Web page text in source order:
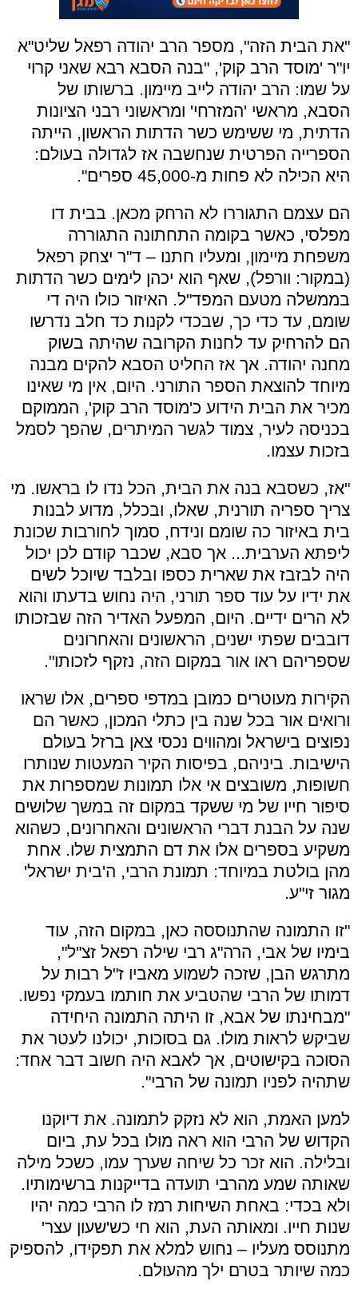
"את הבית הזה", מספר הרב יהודה רפאל שליט"א
יו"ר 'מוסד הרב קוק', "בנה הסבא רבא שאני קרוי
על שמו: הרב יהודה לייב מיימון. ברשותו של
הסבא, מראשי 'המזרחי' ומראשוני רבני הציונות
הדתית, מי ששימש כשר הדתות הראשון, הייתה
הספרייה הפרטית שנחשבה אז לגדולה בעולם:
היא הכילה לא פחות מ-45,000 ספרים".
הם עצמם התגוררו לא הרחק מכאן. בבית דו
מפלסי, כאשר בקומה התחתונה התגוררה
משפחת מיימון, ומעליו חתנו – ד"ר יצחק רפאל
(במקור: וורפל), שאף הוא יכהן לימים כשר הדתות
בממשלה מטעם המפד"ל. האיזור כולו היה די
שומם, עד כדי כך, שבכדי לקנות כד חלב נדרשו
הם להרחיק עד לחנות הקרובה שהיתה בשוק
מחנה יהודה. אך אז החליט הסבא להקים מבנה
מיוחד להוצאת הספר התורני. היום, אין מי שאינו
מכיר את הבית הידוע כ'מוסד הרב קוק', הממוקם
בכניסה לעיר, צמוד לגשר המיתרים, שהפך לסמל
בזכות עצמו.
"אז, כשסבא בנה את הבית, הכל נדו לו בראשו. מי
צריך ספריה תורנית, שאלו, ובכלל, מדוע לבנות
בית באיזור כה שומם ונידח, סמוך לחורבות שכונת
ליפתא הערבית... אך סבא, שכבר קודם לכן יכול
היה לבזבז את שארית כספו ובלבד שיוכל לשים
את ידיו על עוד ספר תורני, היה נחוש בדעתו והוא
לא הרים ידיים. היום, המפעל האדיר הזה שבזכותו
דובבים שפתי ישנים, הראשונים והאחרונים
שספריהם ראו אור במקום הזה, נזקף לזכותו".
הקירות מעוטרים כמובן במדפי ספרים, אלו שראו
ורואים אור בכל שנה בין כתלי המכון, כאשר הם
נפוצים בישראל ומהווים נכסי צאן ברזל בעולם
הישיבות. ביניהם, בפיסות הקיר המעטות שנותרו
חשופות, משובצים אי אלו תמונות שמספרות את
סיפור חייו של מי ששקד במקום זה במשך שלושים
שנה על הבנת דברי הראשונים והאחרונים, כשהוא
משקיע בספרים אלו את דם התמצית שלו. אחת
מהן בולטת במיוחד: תמונת הרבי, ה'בית ישראל'
מגור זי"ע.
"זו התמונה שהתנוססה כאן, במקום הזה, עוד
בימיו של אבי, הרה"ג רבי שילה רפאל זצ"ל",
מתרגש הבן, שזכה לשמוע מאביו ז"ל רבות על
דמותו של הרבי שהטביע את חותמו בעמקי נפשו.
"מבחינתו של אבא, זו היתה התמונה היחידה
שביקש לראות מולו. גם בסוכות, יכולנו לעטר את
הסוכה בקישוטים, אך לאבא היה חשוב דבר אחד:
שתהיה לפניו תמונה של הרבי".
למען האמת, הוא לא נזקק לתמונה. את דיוקנו
הקדוש של הרבי הוא ראה מולו בכל עת, ביום
ובלילה. הוא זכר כל שיחה שערך עמו, כשכל מילה
שאותה שמע מהרבי תועדה בדייקנות ברשימותיו.
ולא בכדי: באחת השיחות רמז לו הרבי כמה יהיו
שנות חייו. ומאותה העת, הוא חי כש'שעון עצר'
מתנוסס מעליו – נחוש למלא את תפקידו, להספיק
כמה שיותר בטרם ילך מהעולם.